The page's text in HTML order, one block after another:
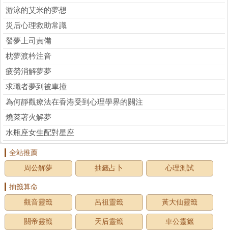
游泳的艾米的夢想
災后心理救助常識
發夢上司責備
枕夢渡枔注音
疲勞消解夢夢
求職者夢到被車撞
為何靜觀療法在香港受到心理學界的關注
燒菜著火解夢
水瓶座女生配對星座
全站推薦
周公解夢
抽籤占卜 心理測試
抽籤算命
觀音靈籤
呂祖靈籤 黃大仙靈籤
關帝靈籤 天后靈籤 車公靈籤